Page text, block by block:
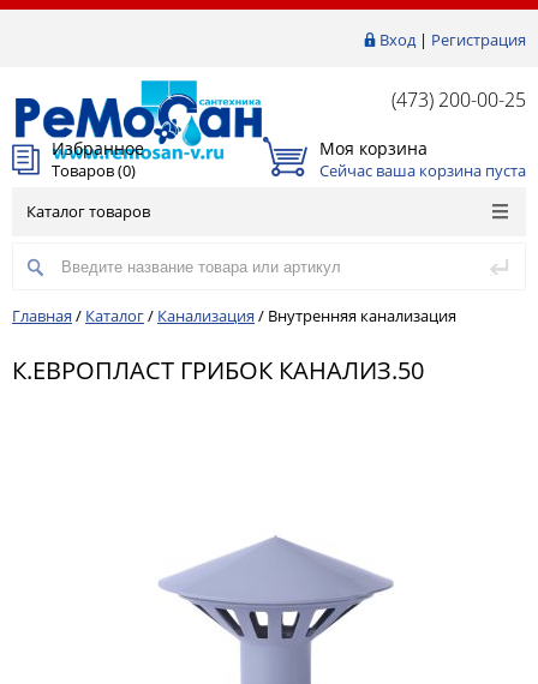
Вход| Регистрация
(473) 200-00-25
Избранное
Товаров (0)
Моя корзина
Сейчас ваша корзина пуста
Каталог товаров
Главная / Каталог/ Канализация / Внутренняя канализация
К.ЕВРОПЛАСТ ГРИБОК КАНАЛИЗ.50